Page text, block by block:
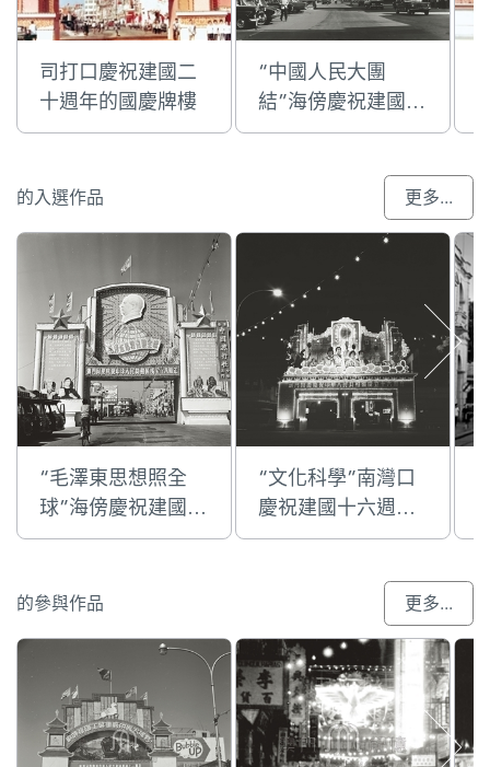
司打口慶祝建國二
十週年的國慶牌樓
“中國人民大團
結”海傍慶祝建國十
七週年的國慶牌樓
的入選作品 更多...
“毛澤東思想照全
球”海傍慶祝建國十
八週年的國慶牌樓
“文化科學”南灣口
慶祝建國十六週年
的國慶牌樓
的參與作品 更多...